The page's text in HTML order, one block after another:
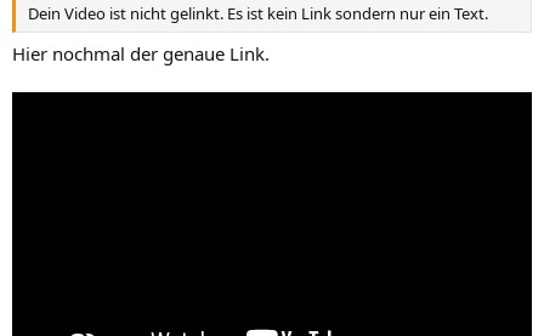
Dein Video ist nicht gelinkt. Es ist kein Link sondern nur ein Text.
Hier nochmal der genaue Link.